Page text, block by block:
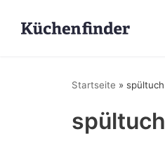
Startseite » spültuch
spültuch